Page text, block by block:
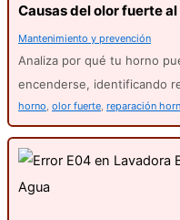
Causas del olor fuerte
Mantenimiento y prevención
Analiza por qué tu horno
encenderse, identificando
horno olor fuerte reparación